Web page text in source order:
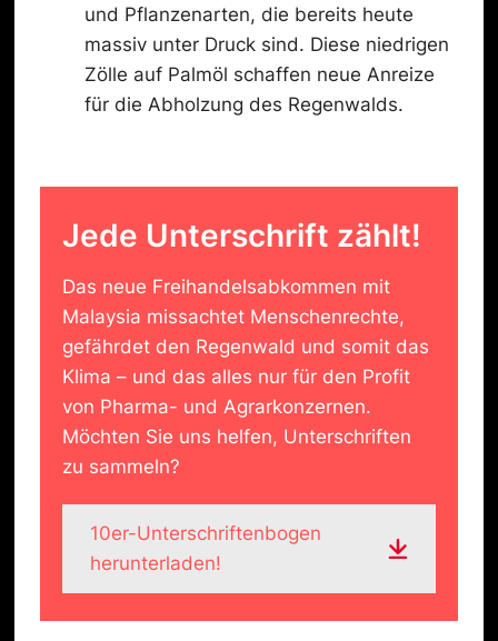
und Pflanzenarten, die bereits heute
massiv unter Druck sind. Diese niedrigen
Zölle auf Palmöl schaffen neue Anreize
für die Abholzung des Regenwalds.
Jede Unterschrift zählt!
Das neue Freihandelsabkommen mit
Malaysia missachtet Menschenrechte,
gefährdet den Regenwald und somit das
Klima – und das alles nur für den Profit
von Pharma- und Agrarkonzernen.
Möchten Sie uns helfen, Unterschriften
zu sammeln?
10er-Unterschriftenbogen
herunterladen!